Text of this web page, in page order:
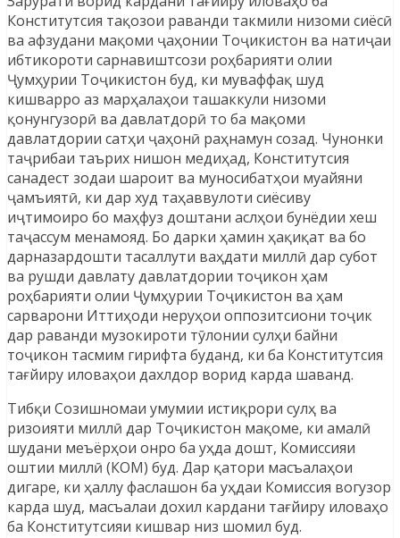
Конститутсия тақозои раванди такмили низоми сиёсӣ
ва афзудани мақоми ҷаҳонии Тоҷикистон ва натиҷаи
ибтикороти сарнавиштсози роҳбарияти олии
Ҷумҳурии Тоҷикистон буд, ки муваффақ шуд
кишварро аз марҳалаҳои ташаккули низоми
қонунгузорӣ ва давлатдорӣ то ба мақоми
давлатдории сатҳи ҷаҳонӣ раҳнамун созад. Чунонки
таҷрибаи таърих нишон медиҳад, Конститутсия
санадест зодаи шароит ва муносибатҳои муайяни
ҷамъиятӣ, ки дар худ таҳаввулоти сиёсиву
иҷтимоиро бо маҳфуз доштани аслҳои бунёдии хеш
таҷассум менамояд. Бо дарки ҳамин ҳақиқат ва бо
дарназардошти тасаллути ваҳдати миллӣ дар субот
ва рушди давлату давлатдории тоҷикон ҳам
роҳбарияти олии Ҷумҳурии Тоҷикистон ва ҳам
сарварони Иттиҳоди неруҳои оппозитсиони тоҷик
дар раванди музокироти тӯлонии сулҳи байни
тоҷикон тасмим гирифта буданд, ки ба Конститутсия
тағйиру иловаҳои дахлдор ворид карда шаванд.
Тибқи Созишномаи умумии истиқрори сулҳ ва
ризоияти миллӣ дар Тоҷикистон мақоме, ки амалӣ
шудани меъёрҳои онро ба уҳда дошт, Комиссияи
оштии миллӣ (КОМ) буд. Дар қатори масъалаҳои
дигаре, ки ҳаллу фаслашон ба уҳдаи Комиссия вогузор
карда шуд, масъалаи дохил кардани тағйиру иловаҳо
ба Конститутсияи кишвар низ шомил буд.